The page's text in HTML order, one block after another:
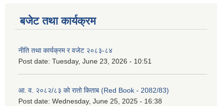
बजेट तथा कार्यक्रम
नीति तथा कार्यक्रम र वजेट २०८३-८४
Post date: Tuesday, June 23, 2026 - 10:51
आ. व. २०८२/८३ को रातो किताब (Red Book - 2082/83)
Post date: Wednesday, June 25, 2025 - 16:38